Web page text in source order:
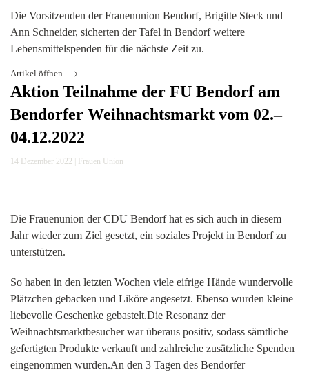
Die Vorsitzenden der Frauenunion Bendorf, Brigitte Steck und
Ann Schneider, sicherten der Tafel in Bendorf weitere
Lebensmittelspenden für die nächste Zeit zu.
Artikel öffnen
Aktion Teilnahme der FU Bendorf am
Bendorfer Weihnachtsmarkt vom 02.–
04.12.2022
14 Dezember 2022 Frauen Union
Die Frauenunion der CDU Bendorf hat es sich auch in diesem
Jahr wieder zum Ziel gesetzt, ein soziales Projekt in Bendorf zu
unterstützen.
So haben in den letzten Wochen viele eifrige Hände wundervolle
Plätzchen gebacken und Liköre angesetzt. Ebenso wurden kleine
liebevolle Geschenke gebastelt.Die Resonanz der
Weihnachtsmarktbesucher war überaus positiv, sodass sämtliche
gefertigten Produkte verkauft und zahlreiche zusätzliche Spenden
eingenommen wurden.An den 3 Tagen des Bendorfer